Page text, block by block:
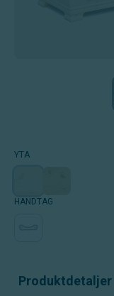
YTA
HANDTAG
Produktdetaljer